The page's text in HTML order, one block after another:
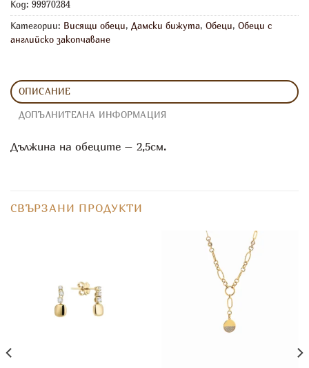
Код: 99970284
Категории: Висящи обеци, Дамски бижута, Обеци, Обеци с
английско закопчаване
ОПИСАНИЕ
ДОПЪЛНИТЕЛНА ИНФОРМАЦИЯ
Дължина на обеците – 2,5см.
СВЪРЗАНИ ПРОДУКТИ